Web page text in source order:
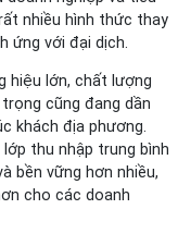
nhiều hình thức thay
ứng với đại dịch.
hiệu lớn, chất lượng
cũng đang dần
khách địa phương.
thu nhập trung bình
bền vững hơn nhiều,
cho các doanh